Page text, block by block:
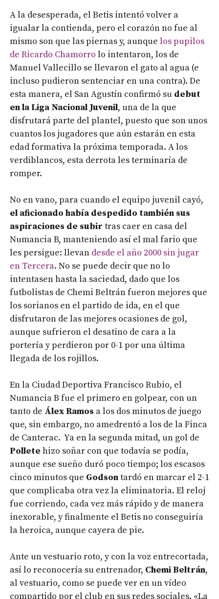
A la desesperada, el Betis intentó volver a
igualar la contienda, pero el corazón no fue al
mismo son que las piernas y, aunque los pupilos
de Ricardo Chamorro lo intentaron, los de
Manuel Vallecillo se llevaron el gato al agua (e
incluso pudieron sentenciar en una contra). De
esta manera, el San Agustín confirmó su debut
en la Liga Nacional Juvenil, una de la que
disfrutará parte del plantel, puesto que son unos
cuantos los jugadores que aún estarán en esta
edad formativa la próxima temporada. A los
verdiblancos, esta derrota les terminaría de
romper.
No en vano, para cuando el equipo juvenil cayó,
el aficionado había despedido también sus
aspiraciones de subir tras caer en casa del
Numancia B, manteniendo así el mal fario que
les persigue: llevan desde el año 2000 sin jugar
en Tercera. No se puede decir que no lo
intentasen hasta la saciedad, dado que los
futbolistas de Chemi Beltrán fueron mejores que
los sorianos en el partido de ida, en el que
disfrutaron de las mejores ocasiones de gol,
aunque sufrieron el desatino de cara a la
portería y perdieron por 0-1 por una última
llegada de los rojillos.
En la Ciudad Deportiva Francisco Rubio, el
Numancia B fue el primero en golpear, con un
tanto de Álex Ramos a los dos minutos de juego
que, sin embargo, no amedrentó a los de la Finca
de Canterac. Ya en la segunda mitad, un gol de
Pollete hizo soñar con que todavía se podía,
aunque ese sueño duró poco tiempo; los escasos
cinco minutos que Godsontardó en marcar el 2-1
que complicaba otra vez la eliminatoria. El reloj
fue corriendo, cada vez más rápido y de manera
inexorable, y finalmente el Betis no conseguiría
la heroica, aunque cayera de pie.
Ante un vestuario roto, y con la voz entrecortada,
así lo reconocería su entrenador, Chemi Beltrán,
al vestuario, como se puede ver en un vídeo
compartido por el club en sus redes sociales. «La